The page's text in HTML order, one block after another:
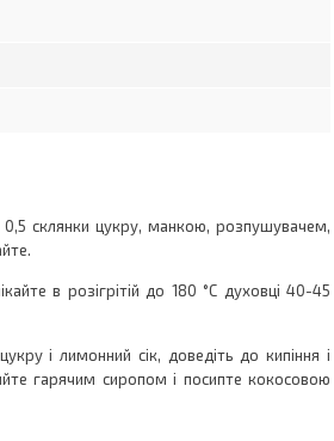
0,5 склянки цукру, манкою, розпушувачем,
в розігрітій до 180 °С духовці 40-45
і лимонний сік, доведіть до кипіння і
гарячим сиропом і посипте кокосовою